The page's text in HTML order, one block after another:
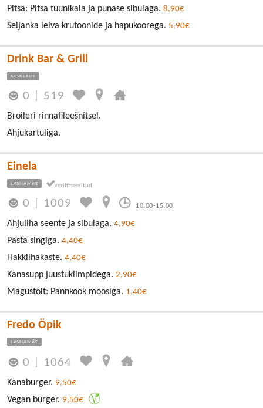
Pitsa: Pitsa tuunikala ja punase sibulaga. 8,90€
Seljanka leiva krutoonide ja hapukoorega. 5,90€
Drink Bar & Grill
KESKLINN
0 519
Broileri rinnafileešnitsel.
Ahjukartuliga.
Einela
LASNAMÄE
0 1009 10:00-15:00
Ahjuliha seente ja sibulaga. 4,90€
Pasta singiga. 4,40€
Hakklihakaste. 4,40€
Kanasupp juustuklimpidega. 2,90€
Magustoit: Pannkook moosiga. 1,40€
Fredo Öpik
LASNAMÄE
0 1064
Kanaburger. 9,50€
Vegan burger. 9,50€